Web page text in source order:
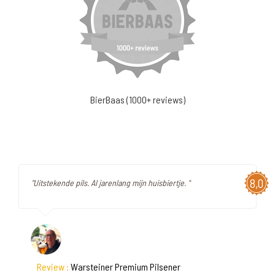
BierBaas (1000+ reviews)
8,0
"Uitstekende pils. Al jarenlang mijn huisbiertje. "
Review : Warsteiner Premium Pilsener